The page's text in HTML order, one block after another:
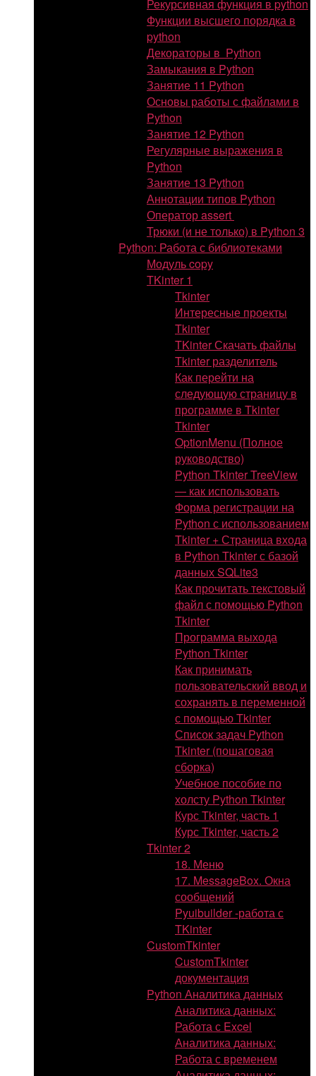
Рекурсивная функция в python
Функции высшего порядка в
python
Декораторы в Python
Замыкания в Python
Занятие 11 Python
Основы работы с файлами в
Python
Занятие 12 Python
Регулярные выражения в
Python
Занятие 13 Python
Аннотации типов Python
Оператор assert
Трюки (и не только) в Python 3
Python: Работа с библиотеками
Модуль copy
TKinter 1
Tkinter
Интересные проекты
Tkinter
TKinter Скачать файлы
Tkinter разделитель
Как перейти на
следующую страницу в
программе в Tkinter
Tkinter
OptionMenu (Полное
руководство)
Python Tkinter TreeView
— как использовать
Форма регистрации на
Python с использованием
Tkinter + Страница входа
в Python Tkinter с базой
данных SQLite3
Как прочитать текстовый
файл с помощью Python
Tkinter
Программа выхода
Python Tkinter
Как принимать
пользовательский ввод и
сохранять в переменной
с помощью Tkinter
Список задач Python
Tkinter (пошаговая
сборка)
Учебное пособие по
холсту Python Tkinter
Курс Tkinter, часть 1
Курс Tkinter, часть 2
Tkinter 2
18. Меню
17. MessageBox. Окна
сообщений
Pyuibuilder -работа с
TKinter
CustomTkinter
CustomTkinter
документация
Python Аналитика данных
Аналитика данных:
Работа с Excel
Аналитика данных:
Работа с временем